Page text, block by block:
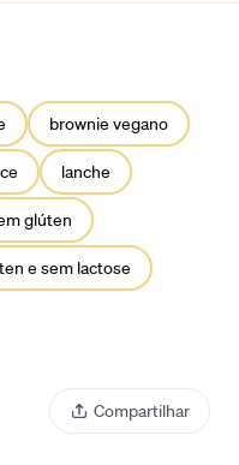
brownie vegano
lanche
glúten
e sem lactose
Compartilhar